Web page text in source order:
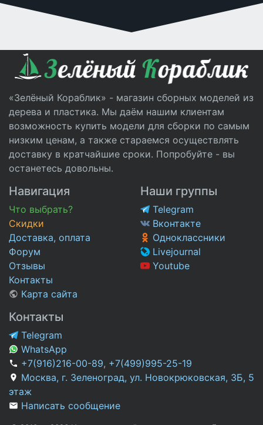
«Зелёный Кораблик» - магазин сборных моделей из
дерева и пластика. Мы даём нашим клиентам
возможность купить модели для сборки по самым
низким ценам, а также стараемся осуществлять
доставку в кратчайшие сроки. Попробуйте - вы
останетесь довольны.
Навигация
Что выбрать?
Скидки
Доставка, оплата
Форум
Отзывы
Контакты
Карта сайта
Наши группы
Telegram
Вконтакте
Одноклассники
Livejournal
Youtube
Контакты
Telegram
WhatsApp
+7(916)216-00-89, +7(499)995-25-19
Москва, г. Зеленоград, ул. Новокрюковская, 3Б, 5
этаж
Написать сообщение